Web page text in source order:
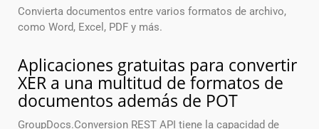
Convierta documentos entre varios formatos de archivo,
como Word, Excel, PDF y más.
Aplicaciones gratuitas para convertir
XER a una multitud de formatos de
documentos además de POT
GroupDocs.Conversion REST API tiene la capacidad de